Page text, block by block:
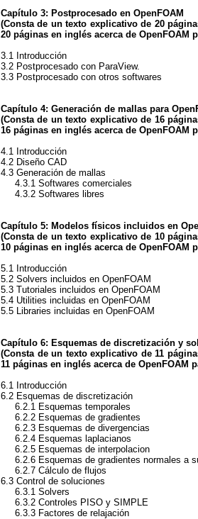
Capítulo 3: Postprocesado en OpenFOAM
(Consta de un texto explicativo de 20
20 páginas en inglés acerca de OpenFOAM
3.1 Introducción
3.2 Postprocesado con ParaView.
3.3 Postprocesado con otros softwares
Capítulo 4: Generación de mallas para
(Consta de un texto explicativo de 16
16 páginas en inglés acerca de OpenFOAM
4.1 Introducción
4.2 Diseño CAD
4.3 Generación de mallas
4.3.1 Softwares comerciales
4.3.2 Softwares libres
Capítulo 5: Modelos físicos incluidos en
(Consta de un texto explicativo de 10
10 páginas en inglés acerca de OpenFOAM
5.1 Introducción
5.2 Solvers incluidos en OpenFOAM
5.3 Tutoriales incluidos en OpenFOAM
5.4 Utilities incluidas en OpenFOAM
5.5 Libraries incluidas en OpenFOAM
Capítulo 6: Esquemas de discretización y
(Consta de un texto explicativo de 11
11 páginas en inglés acerca de OpenFOAM
6.1 Introducción
6.2 Esquemas de discretización
6.2.1 Esquemas temporales
6.2.2 Esquemas de gradientes
6.2.3 Esquemas de divergencias
6.2.4 Esquemas laplacianos
6.2.5 Esquemas de interpolacion
6.2.6 Esquemas de gradientes normales a
6.2.7 Cálculo de flujos
6.3 Control de soluciones
6.3.1 Solvers
6.3.2 Controles PISO y SIMPLE
6.3.3 Factores de relajación